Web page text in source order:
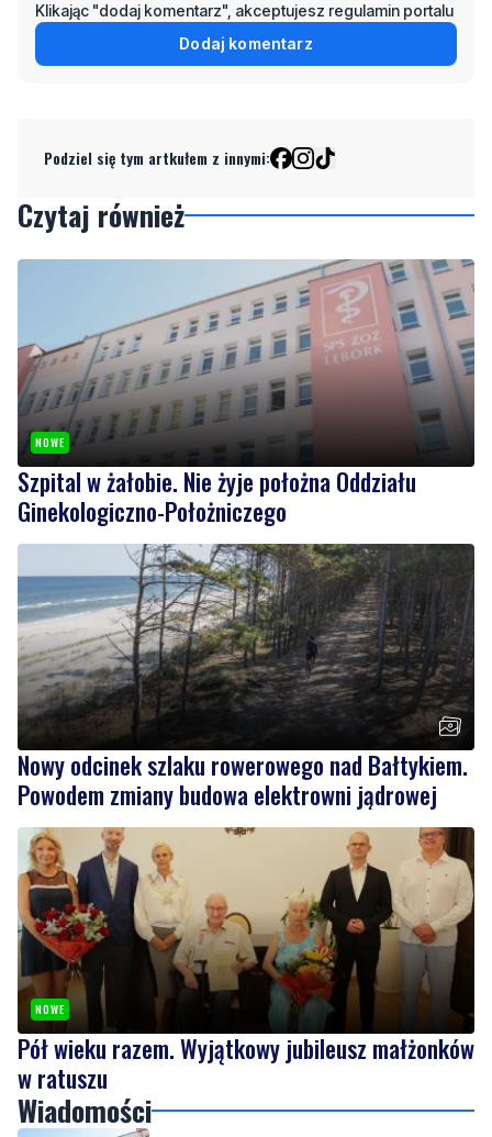
Klikając "dodaj komentarz", akceptujesz regulamin portalu
Dodaj komentarz
Podziel się tym artkułem z innymi:
Czytaj również
NOWE
Szpital w żałobie. Nie żyje położna Oddziału
Ginekologiczno-Położniczego
Nowy odcinek szlaku rowerowego nad Bałtykiem.
Powodem zmiany budowa elektrowni jądrowej
NOWE
Pół wieku razem. Wyjątkowy jubileusz małżonków
w ratuszu
Wiadomości